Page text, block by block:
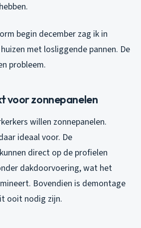
begin december zag ik in
met losliggende pannen. De
probleem.
voor zonnepanelen
willen zonnepanelen.
ideaal voor. De
direct op de profielen
dakdoorvoering, wat het
Bovendien is demontage
ooit nodig zijn.